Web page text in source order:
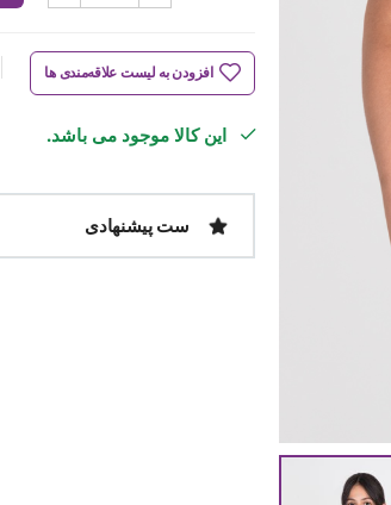
افزودن به لیست علاقه‌مندی ها
این کالا موجود می باشد.
ست پیشنهادی